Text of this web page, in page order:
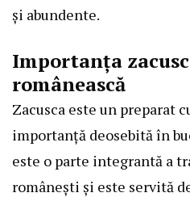
și abundente.
Importanța
românească
Zacusca este un preparat
importanță deosebită în
este o parte integrantă a
românești și este servită